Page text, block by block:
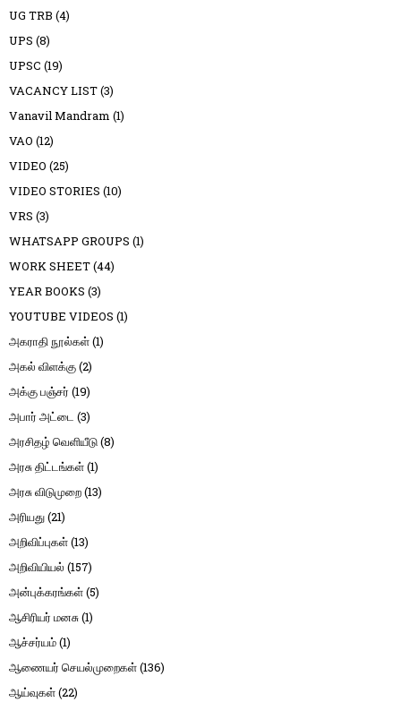
UG TRB (4)
UPS (8)
UPSC (19)
VACANCY LIST(3)
Vanavil Mandram (1)
VAO (12)
VIDEO (25)
VIDEO STORIES (10)
VRS (3)
WHATSAPP GROUPS (1)
WORK SHEET(44)
YEAR BOOKS (3)
YOUTUBE VIDEOS (1)
அகராதி நூல்கள்(1)
அகல் விளக்கு(2)
அக்கு பஞ்சர் (19)
அபார் அட்டை (3)
அரசிதழ் வெளியீடு(8)
அரசு திட்டங்கள்(1)
அரசு விடுமுறை(13)
அரியது(21)
அறிவிப்புகள்(13)
அறிவியியல் (157)
அன்புக்கரங்கள்(5)
ஆசிரியர் மனசு(1)
ஆச்சர்யம்(1)
ஆணையர் செயல்முறைகள்(136)
ஆய்வுகள்(22)